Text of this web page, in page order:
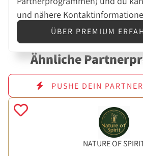
und nähere
ÜBER PREMIUM
Ähnliche
PUSHE DEIN
NATURE OF